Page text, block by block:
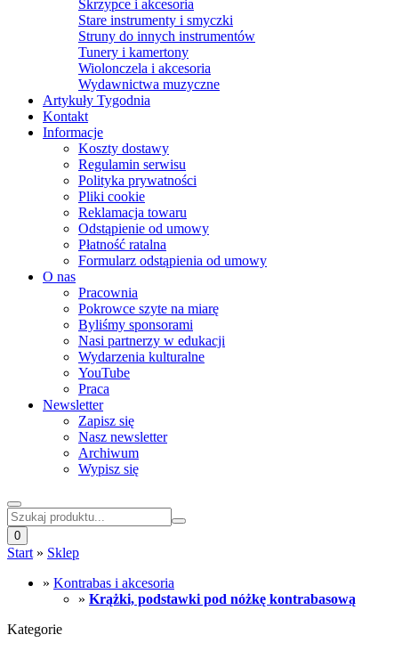
Skrzypce i akcesoria
Stare instrumenty i smyczki
Struny do innych instrumentów
Tunery i kamertony
Wiolonczela i akcesoria
Wydawnictwa muzyczne
Artykuły Tygodnia
Kontakt
Informacje
Koszty dostawy
Regulamin serwisu
Polityka prywatności
Pliki cookie
Reklamacja towaru
Odstąpienie od umowy
Płatność ratalna
Formularz odstąpienia od umowy
O nas
Pracownia
Pokrowce szyte na miarę
Byliśmy sponsorami
Nasi partnerzy w edukacji
Wydarzenia kulturalne
YouTube
Praca
Newsletter
Zapisz się
Nasz newsletter
Archiwum
Wypisz się
0
Start » Sklep
» Kontrabas i akcesoria
» Krążki, podstawki pod nóżkę kontrabasową
Kategorie